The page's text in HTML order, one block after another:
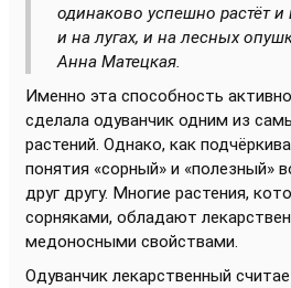
одинаково успешно растёт и
и на лугах, и на лесных
Анна Матецкая.
Именно эта способность
сделала одуванчик одним из
растений. Однако, как
понятия «сорный» и «полезный»
друг другу. Многие растения,
сорняками, обладают
медоносными свойствами.
Одуванчик лекарственный